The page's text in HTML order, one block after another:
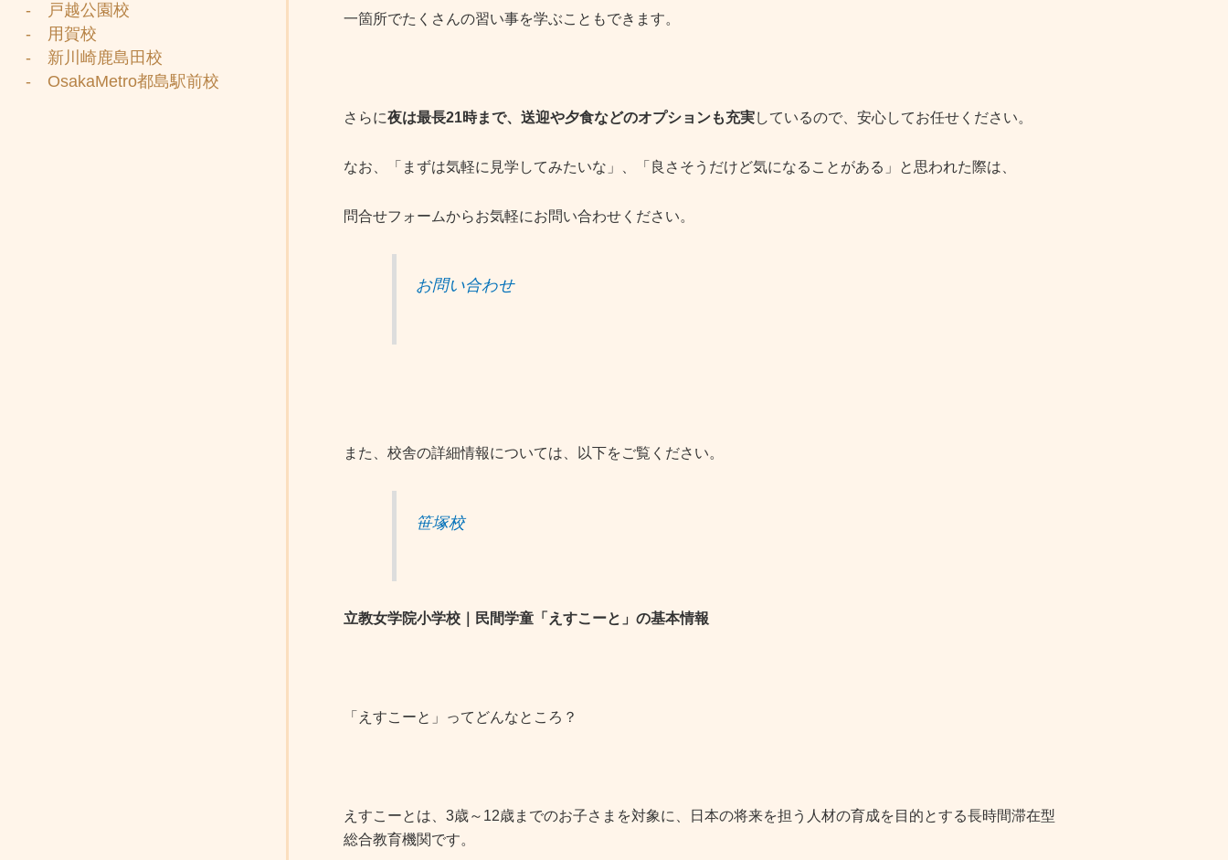
- 戸越公園校
- 用賀校
- 新川崎鹿島田校
- OsakaMetro都島駅前校
一箇所でたくさんの習い事を学ぶこともできます。
さらに夜は最長21時まで、送迎や夕食などのオプションも充実しているので、安心してお任せください。
なお、「まずは気軽に見学してみたいな」、「良さそうだけど気になることがある」と思われた際は、
問合せフォームからお気軽にお問い合わせください。
お問い合わせ
また、校舎の詳細情報については、以下をご覧ください。
笹塚校
立教女学院小学校｜民間学童「えすこーと」の基本情報
「えすこーと」ってどんなところ？
えすこーとは、3歳～12歳までのお子さまを対象に、日本の将来を担う人材の育成を目的とする長時間滞在型
総合教育機関です。